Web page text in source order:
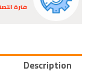
فترة
Description